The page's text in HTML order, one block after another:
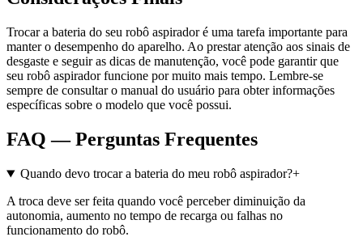
Trocar a bateria do seu robô aspirador é uma tarefa importante para
manter o desempenho do aparelho. Ao prestar atenção aos sinais de
desgaste e seguir as dicas de manutenção, você pode garantir que
seu robô aspirador funcione por muito mais tempo. Lembre-se
sempre de consultar o manual do usuário para obter informações
específicas sobre o modelo que você possui.
FAQ — Perguntas Frequentes
Quando devo trocar a bateria do meu robô aspirador?+
A troca deve ser feita quando você perceber diminuição da
autonomia, aumento no tempo de recarga ou falhas no
funcionamento do robô.